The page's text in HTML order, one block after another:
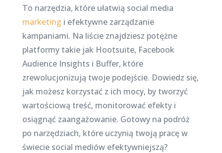
To narzędzia, które ułatwią social media
marketing i efektywne zarządzanie
kampaniami. Na liście znajdziesz potężne
platformy takie jak Hootsuite, Facebook
Audience Insights i Buffer, które
zrewolucjonizują twoje podejście. Dowiedz się,
jak możesz korzystać z ich mocy, by tworzyć
wartościową treść, monitorować efekty i
osiągnąć zaangażowanie. Gotowy na podróż
po narzędziach, które uczynią twoją pracę w
świecie social mediów efektywniejszą?